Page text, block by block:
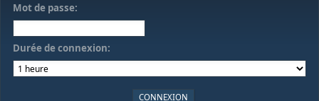
Mot de passe:
Durée de connexion: